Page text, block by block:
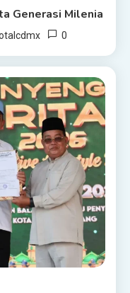
Generasi Milenia
0